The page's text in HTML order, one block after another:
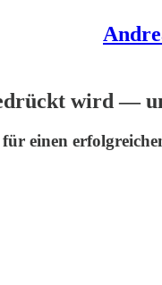
wird —
einen